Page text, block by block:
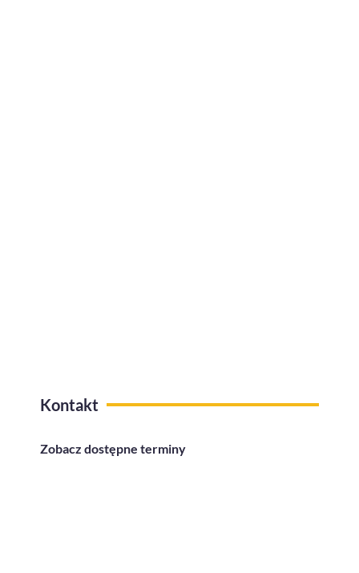
Kontakt
Zobacz dostępne terminy